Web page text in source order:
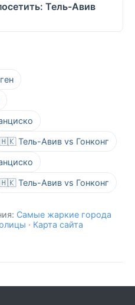
Тель-Авив
🇭🇰 Тель-Авив vs Гонконг
🇭🇰 Тель-Авив vs Гонконг
Самые жаркие города
· Карта сайта